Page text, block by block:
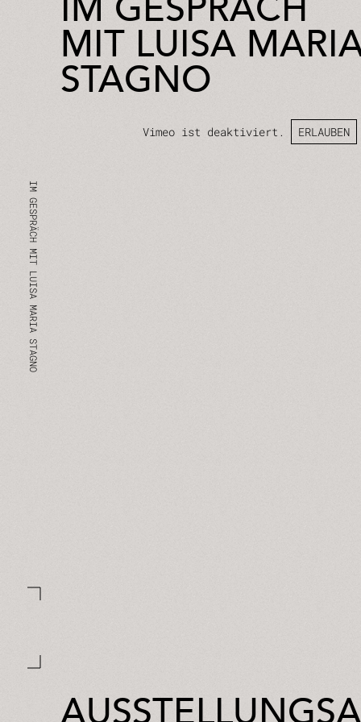
MIT LUISA
STAGNO
Vimeo ist deaktiviert. ERLAUBEN